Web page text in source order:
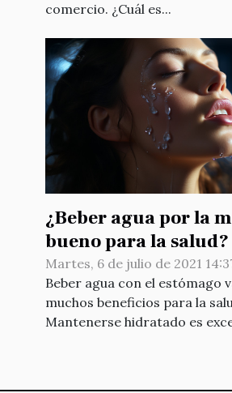
comercio. ¿Cuál es...
¿Beber agua por la
bueno para la salud?
Martes, 6 de julio de 2021
Beber agua con el estómago
muchos beneficios para la
Mantenerse hidratado es